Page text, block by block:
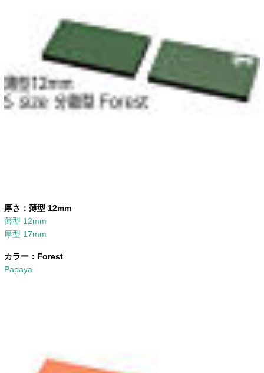
厚さ：薄型 12mm
薄型 12mm
厚型 17mm
カラー： Forest
Papaya